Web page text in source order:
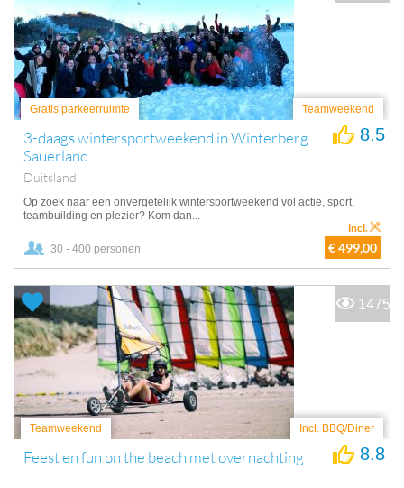
Gratis parkeerruimte Teamweekend
3-daags wintersportweekend in Winterberg
Sauerland
Duitsland
8.5
Op zoek naar een onvergetelijk wintersportweekend vol actie, sport,
teambuilding en plezier? Kom dan...
30 - 400 personen € 499,00
incl.
Teamweekend Incl. BBQ/Diner
Feest en fun on the beach met overnachting 8.8
1475